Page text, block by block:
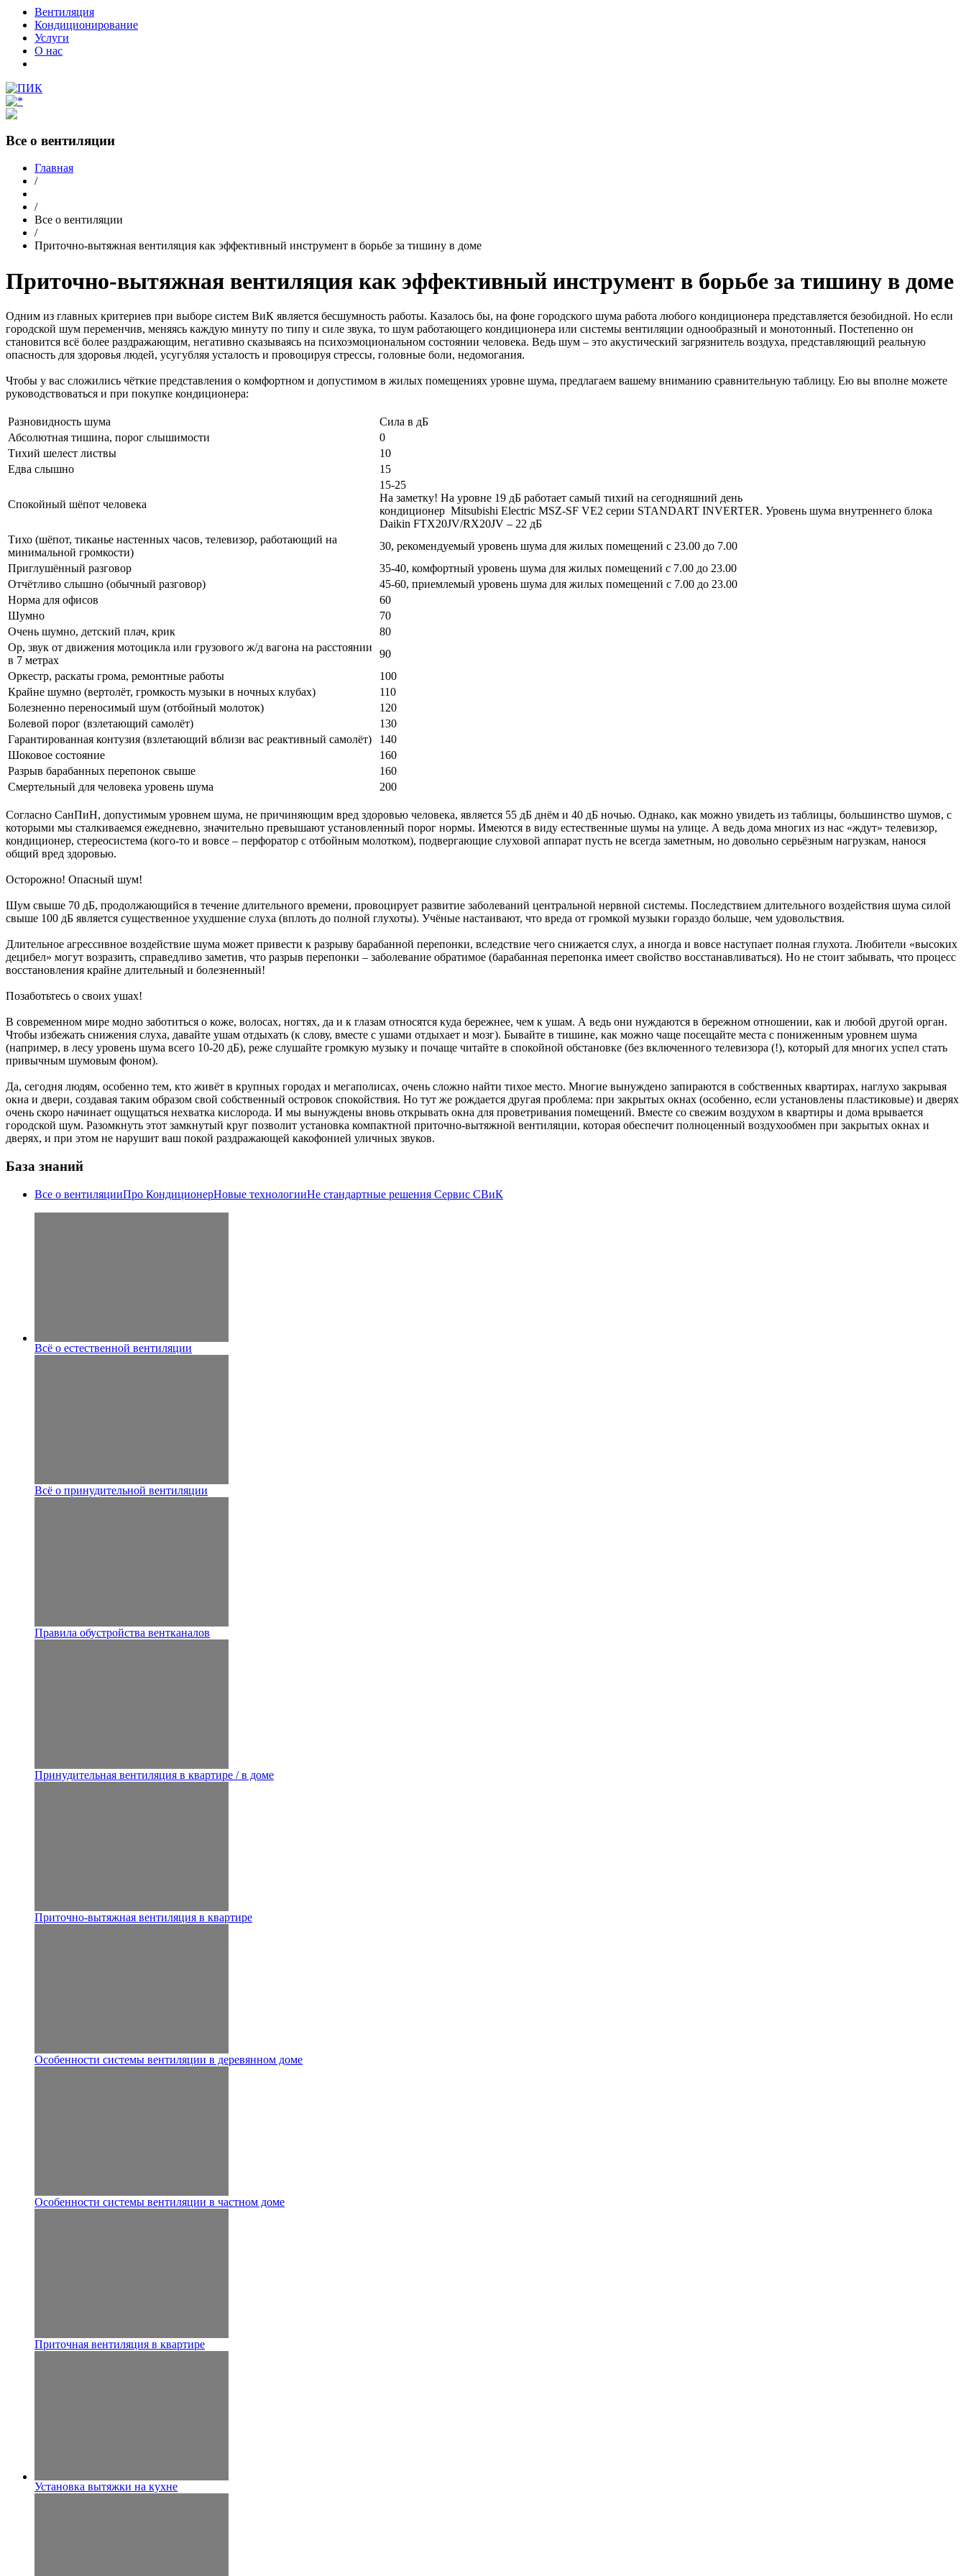
Вентиляция
Кондиционирование
Услуги
О нас
Все о вентиляции
Главная
/
/
Все о вентиляции
/
Приточно-вытяжная вентиляция как эффективный инструмент в борьбе за тишину в доме
Приточно-вытяжная вентиляция как эффективный инструмент в борьбе за тишину в доме
Одним из главных критериев при выборе систем ВиК является бесшумность работы. Казалось бы, на фоне городского шума работа любого кондиционера представляется безобидной. Но если
городской шум переменчив, меняясь каждую минуту по типу и силе звука, то шум работающего кондиционера или системы вентиляции однообразный и монотонный. Постепенно он
становится всё более раздражающим, негативно сказываясь на психоэмоциональном состоянии человека. Ведь шум – это акустический загрязнитель воздуха, представляющий реальную
опасность для здоровья людей, усугубляя усталость и провоцируя стрессы, головные боли, недомогания.
Чтобы у вас сложились чёткие представления о комфортном и допустимом в жилых помещениях уровне шума, предлагаем вашему вниманию сравнительную таблицу. Ею вы вполне можете
руководствоваться и при покупке кондиционера:
Разновидность шума
Сила в дБ
Абсолютная тишина, порог слышимости
0
Тихий шелест листвы
10
Едва слышно
15
Спокойный шёпот человека
15-25
На заметку! На уровне 19 дБ работает самый тихий на сегодняшний день
кондиционер Mitsubishi Electric MSZ-SF VE2 серии STANDART INVERTER. Уровень шума внутреннего блока
Daikin FTX20JV/RX20JV – 22 дБ
Тихо (шёпот, тиканье настенных часов, телевизор, работающий на
минимальной громкости)
30, рекомендуемый уровень шума для жилых помещений с 23.00 до 7.00
Приглушённый разговор
35-40, комфортный уровень шума для жилых помещений с 7.00 до 23.00
Отчётливо слышно (обычный разговор)
45-60, приемлемый уровень шума для жилых помещений с 7.00 до 23.00
Норма для офисов
60
Шумно
70
Очень шумно, детский плач, крик
80
Ор, звук от движения мотоцикла или грузового ж/д вагона на расстоянии
в 7 метрах
90
Оркестр, раскаты грома, ремонтные работы
100
Крайне шумно (вертолёт, громкость музыки в ночных клубах)
110
Болезненно переносимый шум (отбойный молоток)
120
Болевой порог (взлетающий самолёт)
130
Гарантированная контузия (взлетающий вблизи вас реактивный самолёт)
140
Шоковое состояние
160
Разрыв барабанных перепонок свыше
160
Смертельный для человека уровень шума
200
Согласно СанПиН, допустимым уровнем шума, не причиняющим вред здоровью человека, является 55 дБ днём и 40 дБ ночью. Однако, как можно увидеть из таблицы, большинство шумов, с
которыми мы сталкиваемся ежедневно, значительно превышают установленный порог нормы. Имеются в виду естественные шумы на улице. А ведь дома многих из нас «ждут» телевизор,
кондиционер, стереосистема (кого-то и вовсе – перфоратор с отбойным молотком), подвергающие слуховой аппарат пусть не всегда заметным, но довольно серьёзным нагрузкам, нанося
общий вред здоровью.
Осторожно! Опасный шум!
Шум свыше 70 дБ, продолжающийся в течение длительного времени, провоцирует развитие заболеваний центральной нервной системы. Последствием длительного воздействия шума силой
свыше 100 дБ является существенное ухудшение слуха (вплоть до полной глухоты). Учёные настаивают, что вреда от громкой музыки гораздо больше, чем удовольствия.
Длительное агрессивное воздействие шума может привести к разрыву барабанной перепонки, вследствие чего снижается слух, а иногда и вовсе наступает полная глухота. Любители «высоких
децибел» могут возразить, справедливо заметив, что разрыв перепонки – заболевание обратимое (барабанная перепонка имеет свойство восстанавливаться). Но не стоит забывать, что процесс
восстановления крайне длительный и болезненный!
Позаботьтесь о своих ушах!
В современном мире модно заботиться о коже, волосах, ногтях, да и к глазам относятся куда бережнее, чем к ушам. А ведь они нуждаются в бережном отношении, как и любой другой орган.
Чтобы избежать снижения слуха, давайте ушам отдыхать (к слову, вместе с ушами отдыхает и мозг). Бывайте в тишине, как можно чаще посещайте места с пониженным уровнем шума
(например, в лесу уровень шума всего 10-20 дБ), реже слушайте громкую музыку и почаще читайте в спокойной обстановке (без включенного телевизора (!), который для многих успел стать
привычным шумовым фоном).
Да, сегодня людям, особенно тем, кто живёт в крупных городах и мегаполисах, очень сложно найти тихое место. Многие вынуждено запираются в собственных квартирах, наглухо закрывая
окна и двери, создавая таким образом свой собственный островок спокойствия. Но тут же рождается другая проблема: при закрытых окнах (особенно, если установлены пластиковые) и дверях
очень скоро начинает ощущаться нехватка кислорода. И мы вынуждены вновь открывать окна для проветривания помещений. Вместе со свежим воздухом в квартиры и дома врывается
городской шум. Разомкнуть этот замкнутый круг позволит установка компактной приточно-вытяжной вентиляции, которая обеспечит полноценный воздухообмен при закрытых окнах и
дверях, и при этом не нарушит ваш покой раздражающей какофонией уличных звуков.
База знаний
Все о вентиляцииПро КондиционерНовые технологииНе стандартные решения Сервис СВиК
Всё о естественной вентиляции
Всё о принудительной вентиляции
Правила обустройства вентканалов
Принудительная вентиляция в квартире / в доме
Приточно-вытяжная вентиляция в квартире
Особенности системы вентиляции в деревянном доме
Особенности системы вентиляции в частном доме
Приточная вентиляция в квартире
Установка вытяжки на кухне